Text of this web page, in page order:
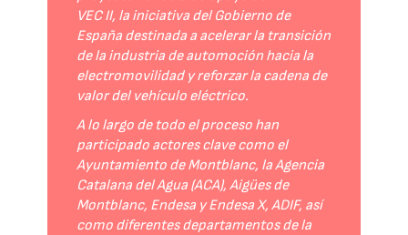
VEC II, la iniciativa del Gobierno de
España destinada a acelerar la transición
de la industria de automoción hacia la
electromovilidad y reforzar la cadena de
valor del vehículo eléctrico.
A lo largo de todo el proceso han
participado actores clave como el
Ayuntamiento de Montblanc, la Agencia
Catalana del Agua (ACA), Aigües de
Montblanc, Endesa y Endesa X, ADIF, así
como diferentes departamentos de la